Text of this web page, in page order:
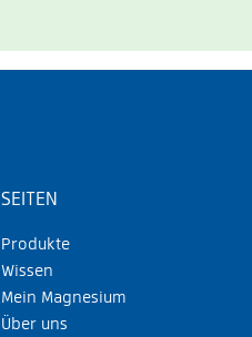
SEITEN
Produkte
Wissen
Mein Magnesium
Über uns